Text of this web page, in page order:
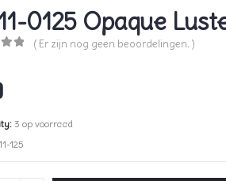
0125 Opaque
( Er zijn nog geen beoordelingen. )
3 op voorraad
125